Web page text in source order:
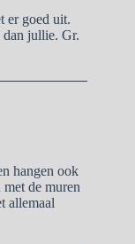
er goed uit.
dan jullie. Gr.
hangen ook
de muren
allemaal